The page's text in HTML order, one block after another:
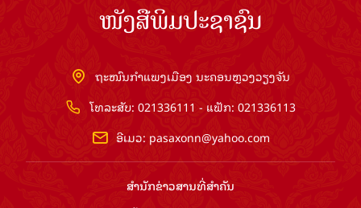
ໜັງສືພິມປະຊາຊົນ
ຖະໜົນກຳແພງເມືອງ ນະຄອນຫຼວງວຽງຈັນ
ໂທລະສັບ: 021336111 - ແຟັກ: 021336113
ອີເມວ: pasaxonn@yahoo.com
ສຳ​ນັກ​ຂ່າວ​ສານ​ທີ່​ສຳ​ຄັນ​